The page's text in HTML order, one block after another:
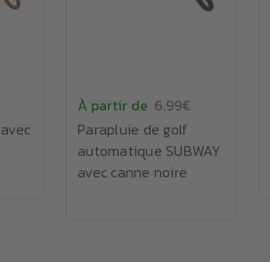
À partir de 6.99€
Parapluie de golf
automatique SUBWAY
avec canne noire